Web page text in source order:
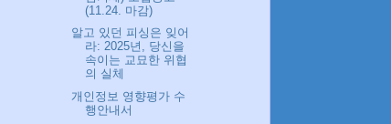
(11.24. 마감)
알고 있던 피싱은 잊어
라: 2025년, 당신을
속이는 교묘한 위협
의 실체
개인정보 영향평가 수
행안내서